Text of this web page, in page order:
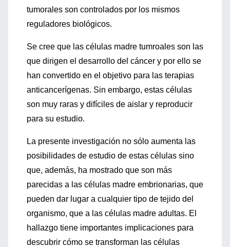
tumorales son controlados por los mismos
reguladores biológicos.
Se cree que las células madre tumroales son las
que dirigen el desarrollo del cáncer y por ello se
han convertido en el objetivo para las terapias
anticancerígenas. Sin embargo, estas células
son muy raras y difíciles de aislar y reproducir
para su estudio.
La presente investigación no sólo aumenta las
posibilidades de estudio de estas células sino
que, además, ha mostrado que son más
parecidas a las células madre embrionarias, que
pueden dar lugar a cualquier tipo de tejido del
organismo, que a las células madre adultas. El
hallazgo tiene importantes implicaciones para
descubrir cómo se transforman las células